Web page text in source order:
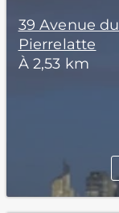
39 Avenue
Pierrelatte
À 2,53 km